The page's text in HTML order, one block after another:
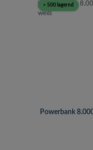
> 500 lagernd
Powerbank